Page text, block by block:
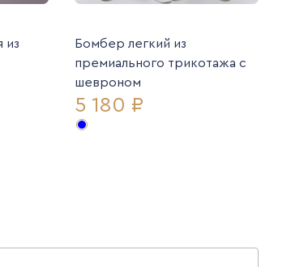
из
Бомбер легкий из
премиального трикотажа с
шевроном
5 180 ₽